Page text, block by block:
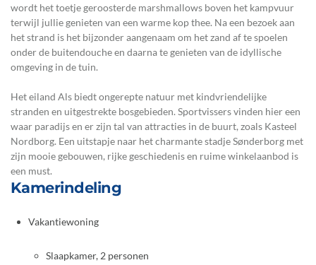
wordt het toetje geroosterde marshmallows boven het kampvuur
terwijl jullie genieten van een warme kop thee. Na een bezoek aan
het strand is het bijzonder aangenaam om het zand af te spoelen
onder de buitendouche en daarna te genieten van de idyllische
omgeving in de tuin.
Het eiland Als biedt ongerepte natuur met kindvriendelijke
stranden en uitgestrekte bosgebieden. Sportvissers vinden hier een
waar paradijs en er zijn tal van attracties in de buurt, zoals Kasteel
Nordborg. Een uitstapje naar het charmante stadje Sønderborg met
zijn mooie gebouwen, rijke geschiedenis en ruime winkelaanbod is
een must.
Kamerindeling
Vakantiewoning
Slaapkamer, 2 personen